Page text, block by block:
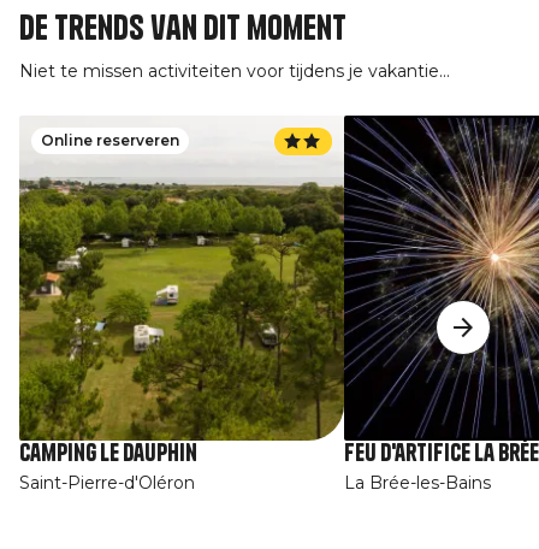
De trends van dit moment
Niet te missen activiteiten voor tijdens je vakantie...
Online reserveren
Camping Le Dauphin
Saint-Pierre-d'Oléron
Feu d'artifice La
La Brée-les-Bains